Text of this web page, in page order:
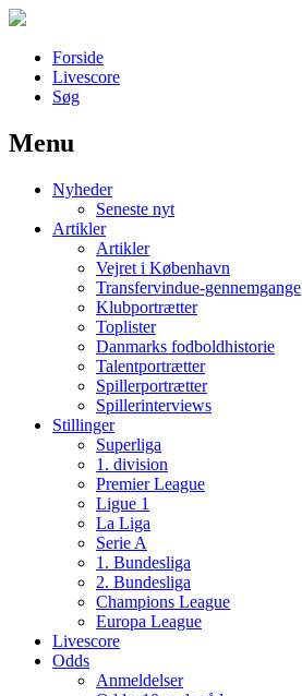
Forside
Livescore
Søg
Наши партнеры
лучшие займы
Menu
Nyheder
Seneste nyt
Artikler
Artikler
Vejret i København
Transfervindue-gennemgange
Klubportrætter
Toplister
Danmarks fodboldhistorie
Talentportrætter
Spillerportrætter
Spillerinterviews
Stillinger
Superliga
1. division
Premier League
Ligue 1
La Liga
Serie A
1. Bundesliga
2. Bundesliga
Champions League
Europa League
Livescore
Odds
Anmeldelser